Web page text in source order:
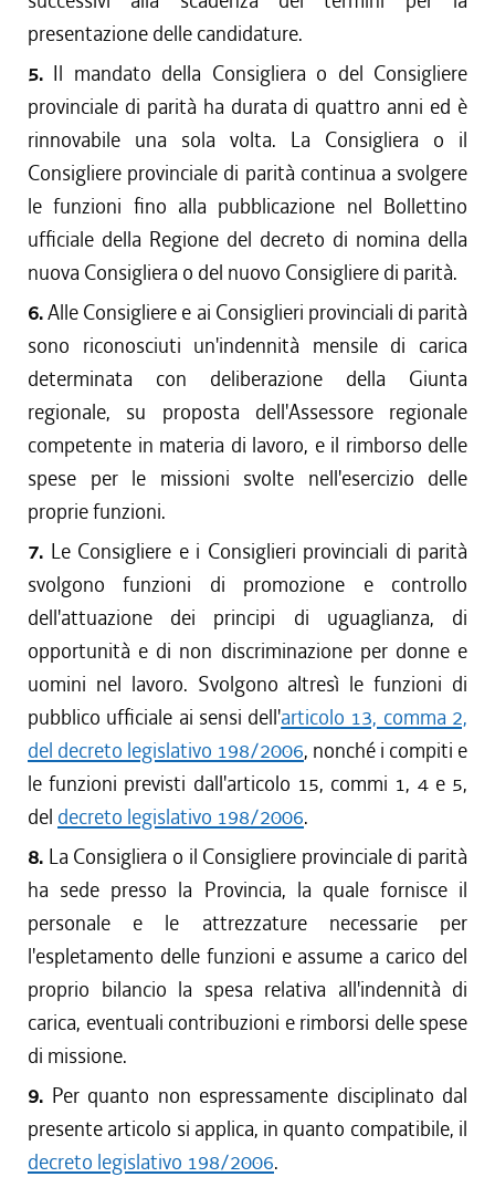
presentazione delle candidature.
5. Il mandato della Consigliera o del Consigliere
provinciale di parità ha durata di quattro anni ed è
rinnovabile una sola volta. La Consigliera o il
Consigliere provinciale di parità continua a svolgere
le funzioni fino alla pubblicazione nel Bollettino
ufficiale della Regione del decreto di nomina della
nuova Consigliera o del nuovo Consigliere di parità.
6.Alle Consigliere e ai Consiglieri provinciali di parità
sono riconosciuti un'indennità mensile di carica
determinata con deliberazione della Giunta
regionale, su proposta dell'Assessore regionale
competente in materia di lavoro, e il rimborso delle
spese per le missioni svolte nell'esercizio delle
proprie funzioni.
7. Le Consigliere e i Consiglieri provinciali di parità
svolgono funzioni di promozione e controllo
dell'attuazione dei principi di uguaglianza, di
opportunità e di non discriminazione per donne e
uomini nel lavoro. Svolgono altresì le funzioni di
pubblico ufficiale ai sensi dell'articolo 13, comma 2,
del decreto legislativo 198/2006, nonché i compiti e
le funzioni previsti dall'articolo 15, commi 1, 4 e 5,
del decreto legislativo 198/2006.
8. La Consigliera o il Consigliere provinciale di parità
ha sede presso la Provincia, la quale fornisce il
personale e le attrezzature necessarie per
l'espletamento delle funzioni e assume a carico del
proprio bilancio la spesa relativa all'indennità di
carica, eventuali contribuzioni e rimborsi delle spese
di missione.
9. Per quanto non espressamente disciplinato dal
presente articolo si applica, in quanto compatibile, il
decreto legislativo 198/2006.